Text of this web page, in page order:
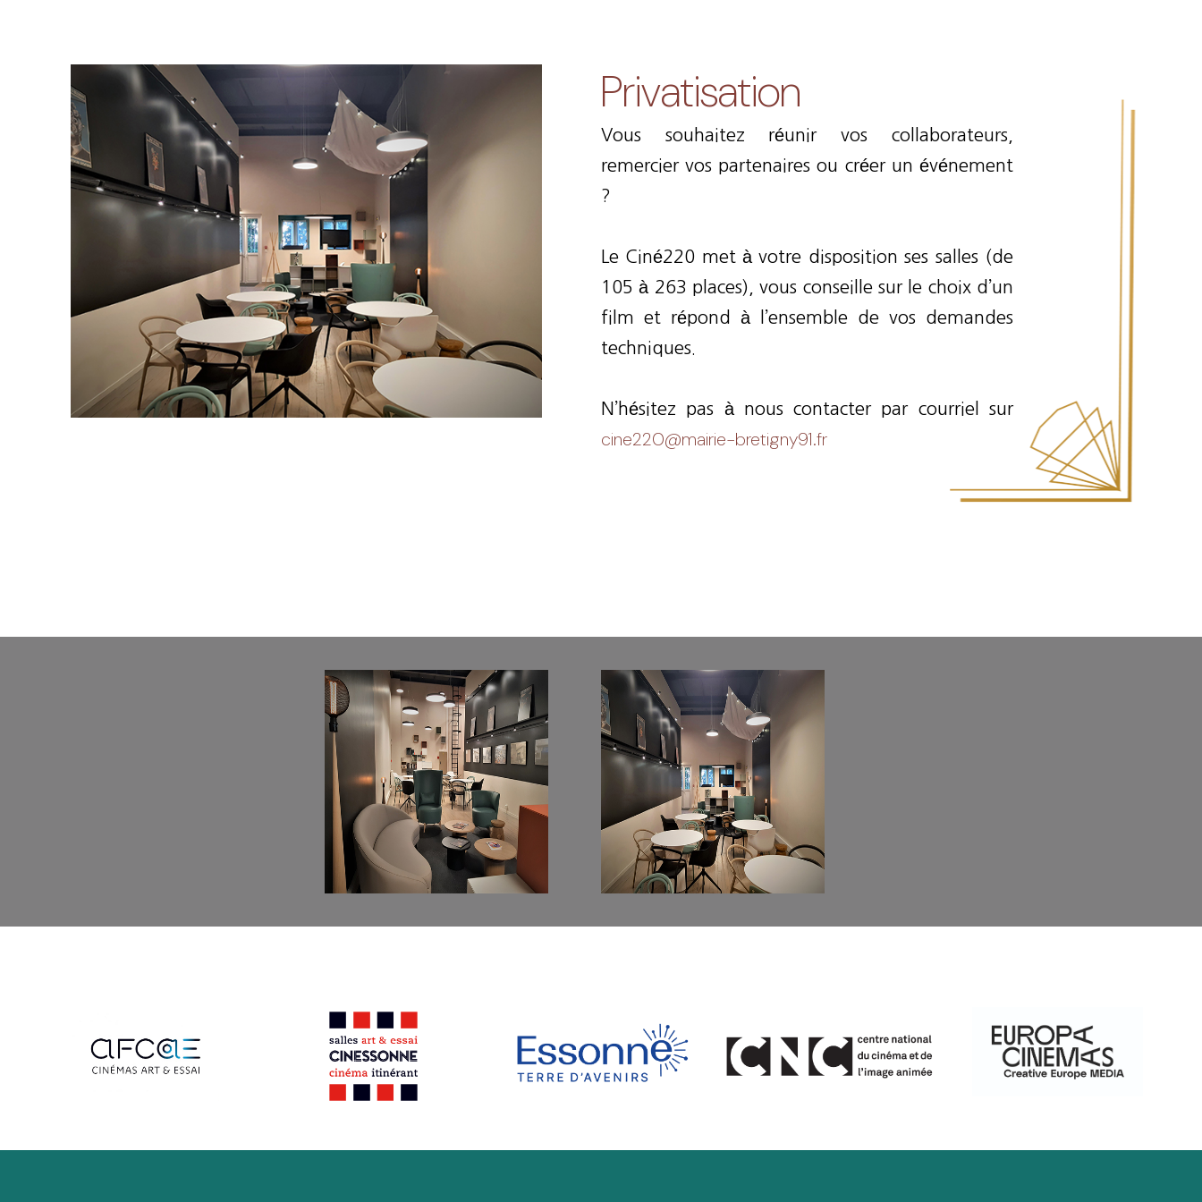
Privatisation
Vous souhaitez réunir vos collaborateurs,
remercier vos partenaires ou créer un événement
?
Le Ciné220 met à votre disposition ses salles (de
105 à 263 places), vous conseille sur le choix d’un
film et répond à l’ensemble de vos demandes
techniques.
N’hésitez pas à nous contacter par courriel sur
cine220@mairie-bretigny91.fr